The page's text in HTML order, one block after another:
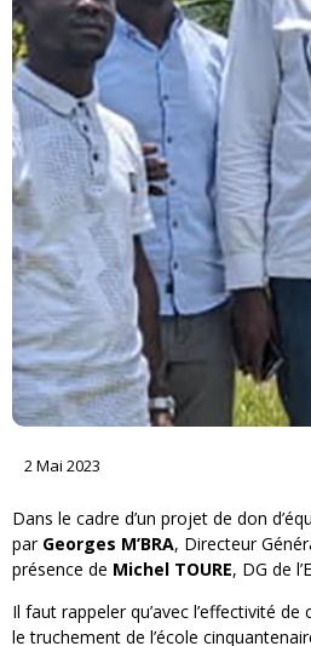
2 Mai 2023
Dans le cadre d’un projet de don
par Georges M’BRA, Directeur
présence de Michel TOURE, DG de
Il faut rappeler qu’avec l’effectivité
le truchement de l’école